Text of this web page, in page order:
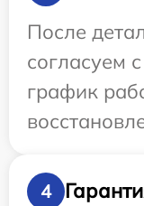
После
согласуем
график
4